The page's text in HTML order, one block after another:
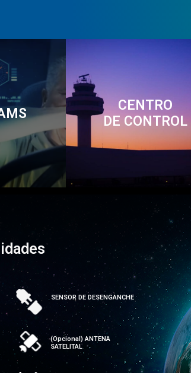
CENTRO
DE CONTROL
SENSOR DE DESENGANCHE
(Opcional) ANTENA
SATELITAL